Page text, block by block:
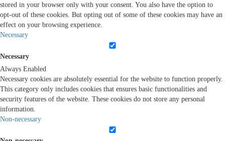
stored in your browser only with your consent. You also have the option to
opt-out of these cookies. But opting out of some of these cookies may have an
effect on your browsing experience.
Necessary
Necessary
Always Enabled
Necessary cookies are absolutely essential for the website to function properly.
This category only includes cookies that ensures basic functionalities and
security features of the website. These cookies do not store any personal
information.
Non-necessary